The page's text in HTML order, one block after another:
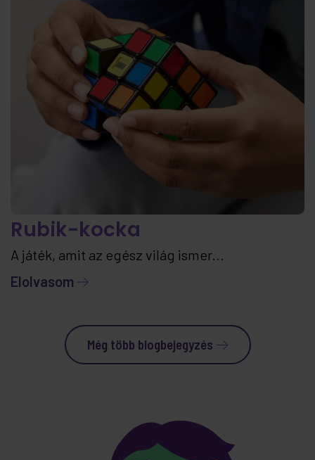
Rubik-kocka
A játék, amit az egész világ ismer...
Elolvasom
Még több blogbejegyzés